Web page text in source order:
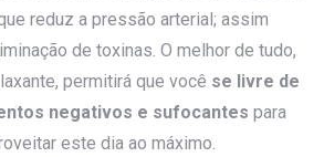
reduz a pressão arterial; assim
de toxinas. O melhor de tudo,
permitirá que você se livre de
negativos e sufocantes para
este dia ao máximo.